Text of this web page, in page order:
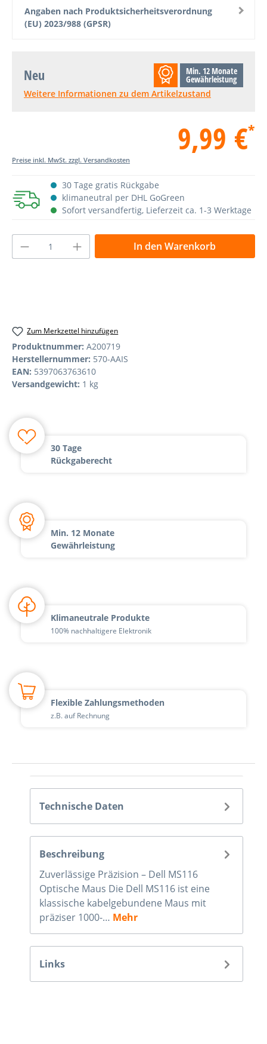
Angaben nach Produktsicherheitsverordnung
(EU) 2023/988 (GPSR)
Neu Min. 12 Monate
Gewährleistung
Weitere Informationen zu dem Artikelzustand
9,99 €*
Preise inkl. MwSt. zzgl. Versandkosten
30 Tage gratis Rückgabe
klimaneutral per DHL GoGreen
Sofort versandfertig, Lieferzeit ca. 1-3 Werktage
Produkt Anzahl: Gib den gewünschten
In den Warenkorb
Zum Merkzettel hinzufügen
Produktnummer: A200719
Herstellernummer: 570-AAIS
EAN: 5397063763610
Versandgewicht: 1 kg
30 Tage
Rückgaberecht
Min. 12 Monate
Gewährleistung
Klimaneutrale Produkte
100% nachhaltigere Elektronik
Flexible Zahlungsmethoden
z.B. auf Rechnung
Technische Daten
Beschreibung
Zuverlässige Präzision – Dell MS116
Optische Maus Die Dell MS116 ist eine
klassische kabelgebundene Maus mit
präziser 1000-… Mehr
Links